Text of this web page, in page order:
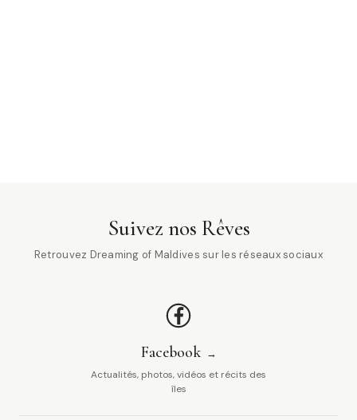
Suivez nos Rêves
Retrouvez Dreaming of Maldives sur les réseaux sociaux
Facebook
Actualités, photos, vidéos et récits des
îles